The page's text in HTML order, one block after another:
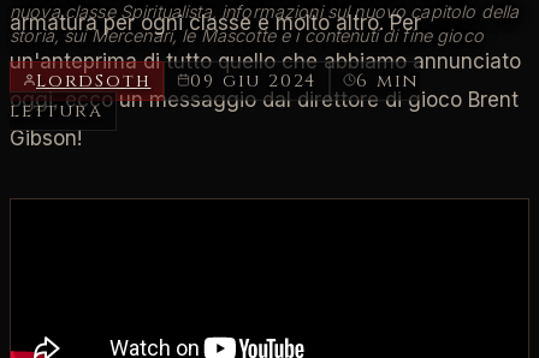
nuova classe Spiritualista, informazioni sul nuovo capitolo della
storia, sui Mercenari, le Mascotte e i contenuti di fine gioco
LordSoth 09 giu 2024
6 min
lettura
armatura per ogni classe e molto altro. Per
un'anteprima di tutto quello che abbiamo annunciato
oggi, ecco un messaggio dal direttore di gioco Brent
Gibson!